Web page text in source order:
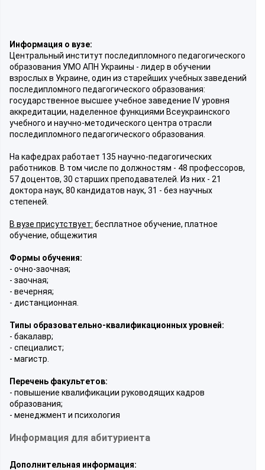
Информация о вузе:
Центральный институт последипломного педагогического
образования УМО АПН Украины - лидер в обучении
взрослых в Украине, один из старейших учебных заведений
последипломного педагогического образования:
государственное высшее учебное заведение IV уровня
аккредитации, наделенное функциями Всеукраинского
учебного и научно-методического центра отрасли
последипломного педагогического образования.
На кафедрах работает 135 научно-педагогических
работников. В том числе по должностям - 48 профессоров,
57 доцентов, 30 старших преподавателей. Из них - 21
доктора наук, 80 кандидатов наук, 31 - без научных
степеней.
В вузе присутствует: бесплатное обучение, платное
обучение, общежития
Формы обучения:
- очно-заочная;
- заочная;
- вечерняя;
- дистанционная.
Типы образовательно-квалификационных уровней:
- бакалавр;
- специалист;
- магистр.
Перечень факультетов:
- повышение квалификации руководящих кадров
образования;
- менеджмент и психология
Информация для абитуриента
Дополнительная информация: